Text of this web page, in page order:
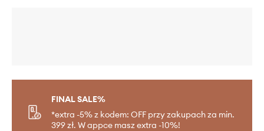
FINAL SALE%
*extra -5% z kodem: OFF przy zakupach za min.
399 zł. W appce masz extra -10%!